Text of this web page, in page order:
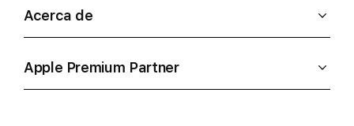
Acerca de
Apple Premium Partner